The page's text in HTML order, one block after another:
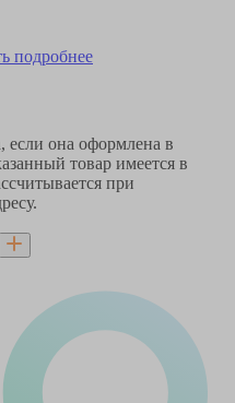
подробнее
если она оформлена в
товар имеется в
при